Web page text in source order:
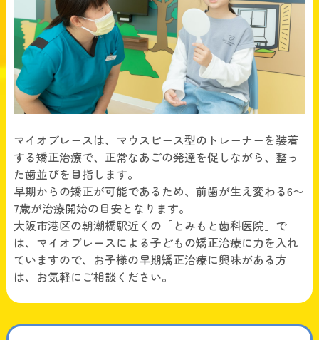
マイオブレースは、マウスピース型のトレーナーを装着
する矯正治療で、正常なあごの発達を促しながら、整っ
た歯並びを目指します。
早期からの矯正が可能であるため、前歯が生え変わる6〜
7歳が治療開始の目安となります。
大阪市港区の朝潮橋駅近くの「とみもと歯科医院」で
は、マイオブレースによる子どもの矯正治療に力を入れ
ていますので、お子様の早期矯正治療に興味がある方
は、お気軽にご相談ください。